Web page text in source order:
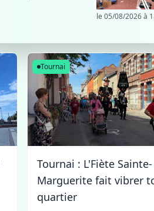
le 05/08/2026 à
Tournai
Tournai : L'Fiète Sainte-
Marguerite fait vibrer
quartier